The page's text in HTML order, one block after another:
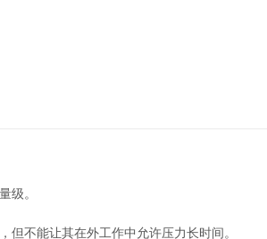
级。
不能让其在外工作中允许压力长时间。